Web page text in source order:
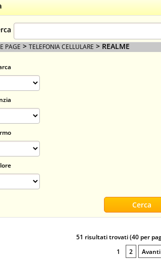
PAGE > TELEFONIA CELLULARE > REALME
51 risultati trovati (40 per
1
2 Avanti